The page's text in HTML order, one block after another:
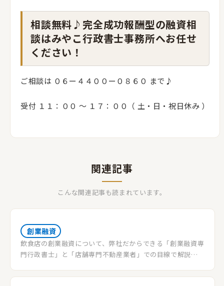
相談無料♪完全成功報酬型の融資相
談はみやこ行政書士事務所へお任せ
ください！
ご相談は ０６ー４４００ー０８６０ まで♪
受付 １１：００ 〜 １７：００（ 土・日・祝日休み ）
関連記事
こんな関連記事も読まれています。
創業融資
飲食店の創業融資について、弊社だからできる「創業融資専
門行政書士」と「店舗専門不動産業者」での目線で解説し